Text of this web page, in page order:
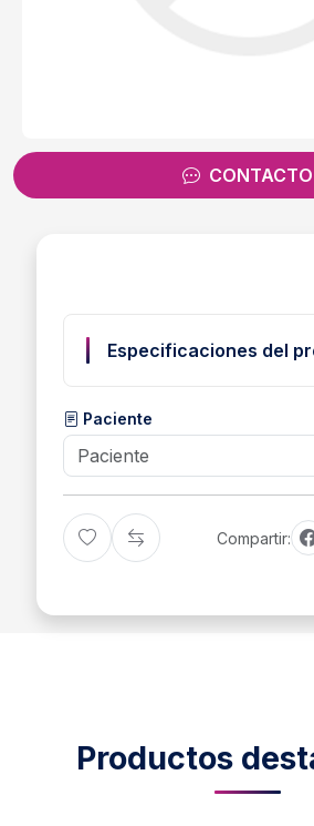
CONTACTO
Especificaciones del
Paciente
Compartir:
Productos